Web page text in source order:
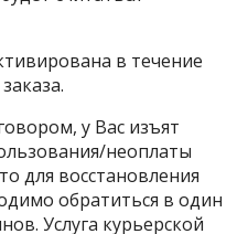
в течение
у Вас изъят
неоплаты
для восстановления
обратиться в один
Услуга курьерской